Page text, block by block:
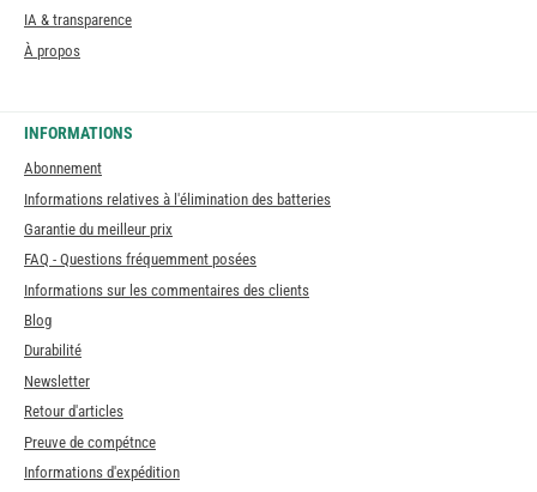
IA & transparence
À propos
INFORMATIONS
Abonnement
Informations relatives à l'élimination des batteries
Garantie du meilleur prix
FAQ - Questions fréquemment posées
Informations sur les commentaires des clients
Blog
Durabilité
Newsletter
Retour d'articles
Preuve de compétnce
Informations d'expédition